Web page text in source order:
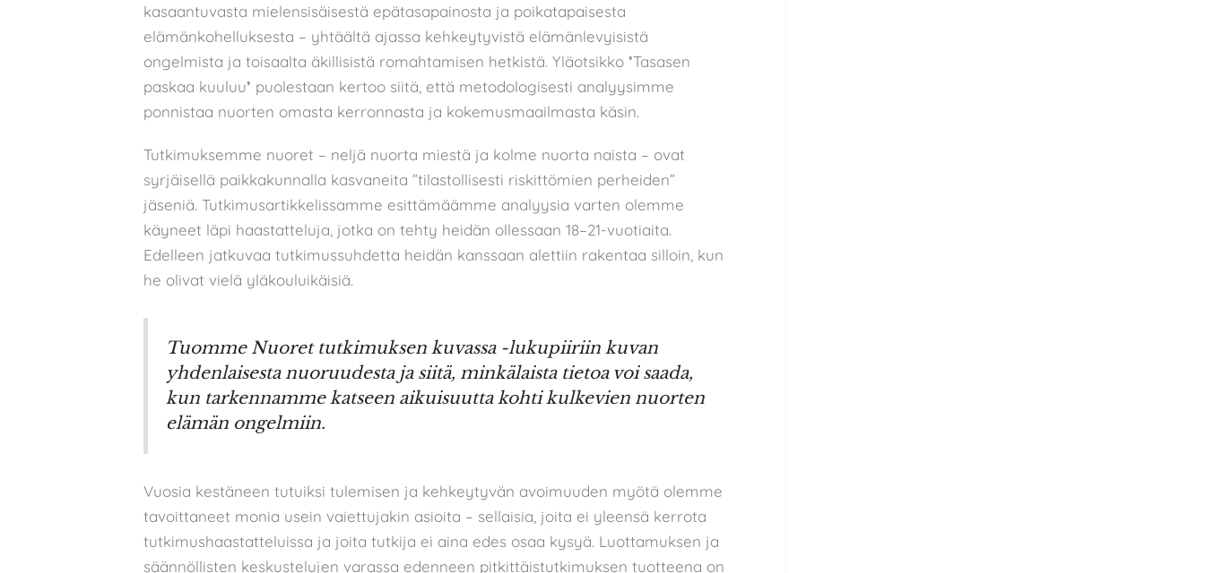
kasaantuvasta mielensisäisestä epätasapainosta ja poikatapaisesta
elämänkohelluksesta – yhtäältä ajassa kehkeytyvistä elämänlevyisistä
ongelmista ja toisaalta äkillisistä romahtamisen hetkistä. Yläotsikko ’Tasasen
paskaa kuuluu’ puolestaan kertoo siitä, että metodologisesti analyysimme
ponnistaa nuorten omasta kerronnasta ja kokemusmaailmasta käsin.
Tutkimuksemme nuoret – neljä nuorta miestä ja kolme nuorta naista – ovat
syrjäisellä paikkakunnalla kasvaneita ”tilastollisesti riskittömien perheiden”
jäseniä. Tutkimusartikkelissamme esittämäämme analyysia varten olemme
käyneet läpi haastatteluja, jotka on tehty heidän ollessaan 18–21-vuotiaita.
Edelleen jatkuvaa tutkimussuhdetta heidän kanssaan alettiin rakentaa silloin, kun
he olivat vielä yläkouluikäisiä.
Tuomme Nuoret tutkimuksen kuvassa -lukupiiriin kuvan
yhdenlaisesta nuoruudesta ja siitä, minkälaista tietoa voi saada,
kun tarkennamme katseen aikuisuutta kohti kulkevien nuorten
elämän ongelmiin.
Vuosia kestäneen tutuiksi tulemisen ja kehkeytyvän avoimuuden myötä olemme
tavoittaneet monia usein vaiettujakin asioita – sellaisia, joita ei yleensä kerrota
tutkimushaastatteluissa ja joita tutkija ei aina edes osaa kysyä. Luottamuksen ja
säännöllisten keskustelujen varassa edenneen pitkittäistutkimuksen tuotteena on